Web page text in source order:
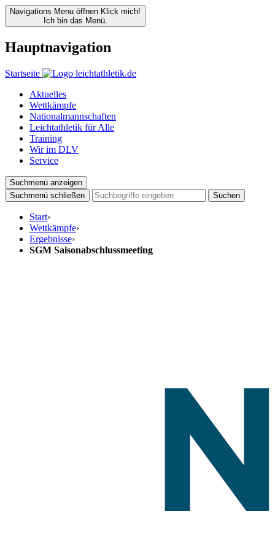
Navigations Menu öffnen Klick mich!
Ich bin das Menü.
Hauptnavigation
Startseite
Aktuelles
Wettkämpfe
Nationalmannschaften
Leichtathletik für Alle
Training
Wir im DLV
Service
Suchmenü anzeigen
Suchmenü schließen
Suchen
Start›
Wettkämpfe›
Ergebnisse›
SGM Saisonabschlussmeeting